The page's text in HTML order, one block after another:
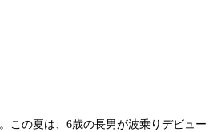
この夏は、6歳の長男が波乗りデビ